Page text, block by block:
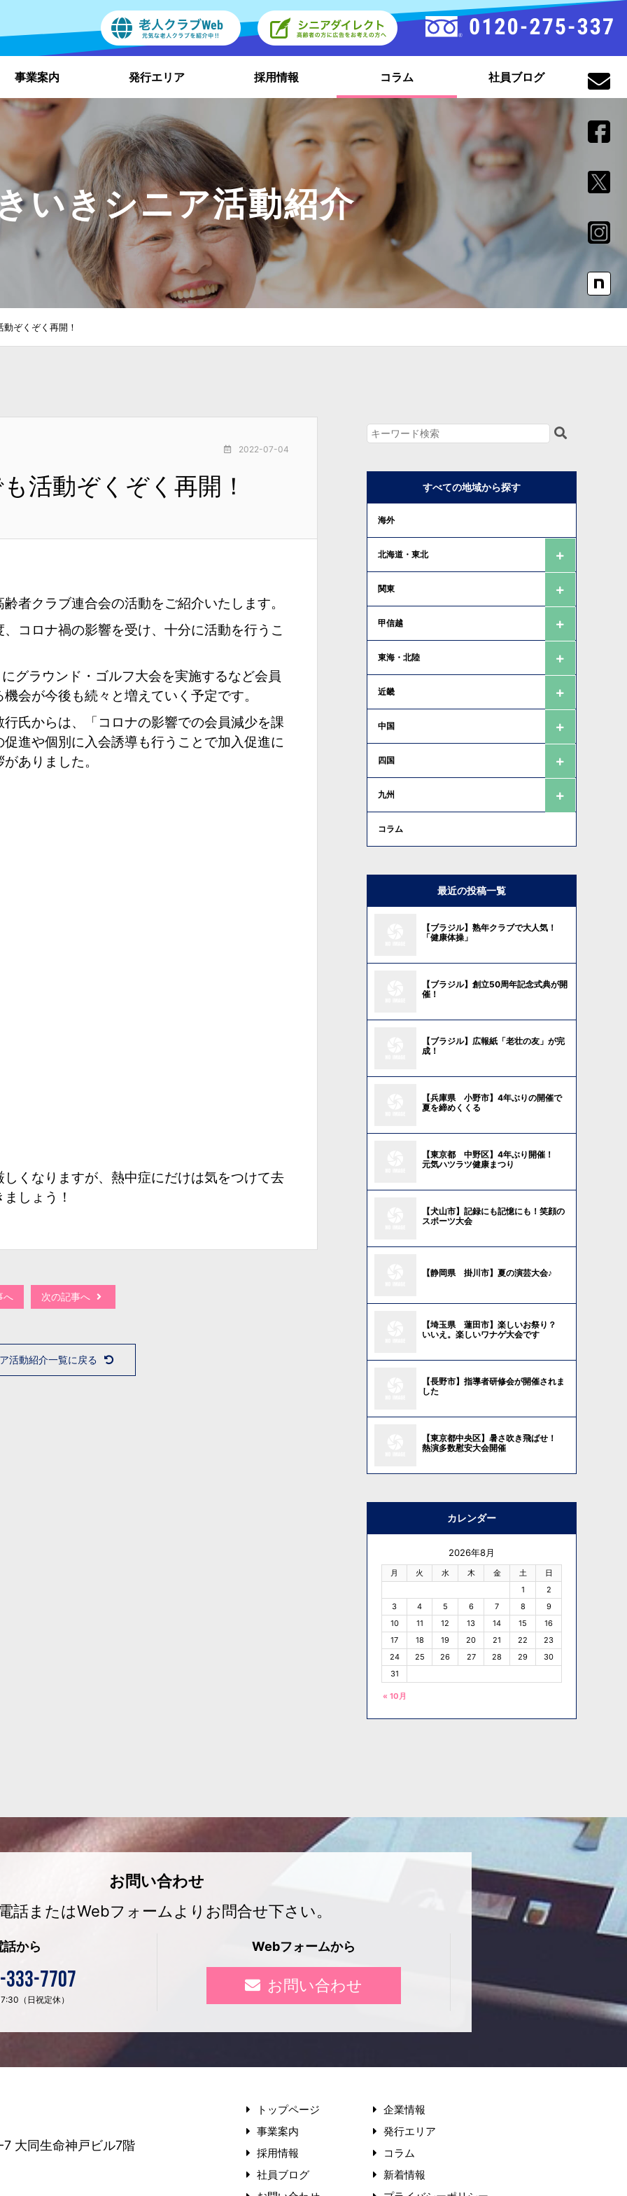
事業案内 発行エリア 採用情報 コラム 社員ブログ
いきシニア活動紹介
動ぞくぞく再開！
2022-07-04
活動ぞくぞく再開！
者クラブ連合会の活動をご紹介いたします。
コロナ禍の影響を受け、十分に活動を行うこ
グラウンド・ゴルフ大会を実施するなど会員
会が今後も続々と増えていく予定です。
氏からは、「コロナの影響での会員減少を課
進や個別に入会誘導も行うことで加入促進に
ありました。
くなりますが、熱中症にだけは気をつけて去
しょう！
へ 次の記事へ
活動紹介一覧に戻る
すべての地域から探す
海外
北海道・東北
関東
甲信越
東海・北陸
近畿
中国
四国
九州
コラム
最近の投稿一覧
【ブラジル】熟年クラブで大人気！
「健康体操」
【ブラジル】創立50周年記念式典が開
催！
【ブラジル】広報紙「老壮の友」が完
成！
【兵庫県 小野市】4年ぶりの開催で
夏を締めくくる
【東京都 中野区】4年ぶり開催！
元気ハツラツ健康まつり
【犬山市】記録にも記憶にも！笑顔の
スポーツ大会
【静岡県 掛川市】夏の演芸大会♪
【埼玉県 蓮田市】楽しいお祭り？
いいえ。楽しいワナゲ大会です
【長野市】指導者研修会が開催されま
した
【東京都中央区】暑さ吹き飛ばせ！
熱演多数慰安大会開催
カレンダー
2026年8月
月 火 水 木 金 土 日
« 10月
1
2
3
4 5 6 7 8
9
10
11 12 13 14 15
16
17
18 19 20 21 22
23
24
25 26 27 28 29
30
31
お問い合わせ
話またはWebフォームよりお問合せ下さい。
話から
333-7707
（日祝定休）
Webフォームから
お問い合わせ
7 大同生命神戸ビル7階
トップページ
企業情報
事業案内
発行エリア
採用情報
コラム
社員ブログ
新着情報